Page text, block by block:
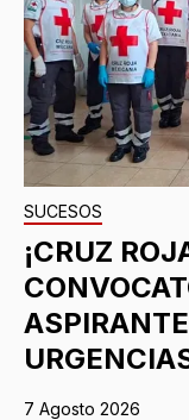
SUCESOS
¡CRUZ
7 Agosto 2026